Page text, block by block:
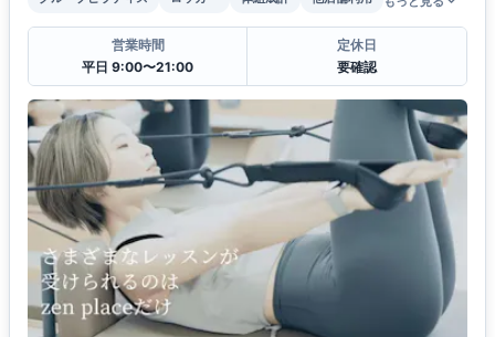
営業時間
平日 9:00〜21:00
定休日
要確認